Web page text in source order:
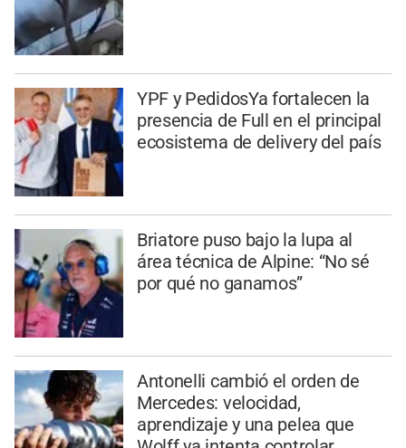
YPF y PedidosYa fortalecen la
presencia de Full en el principal
ecosistema de delivery del país
Briatore puso bajo la lupa al
área técnica de Alpine: “No sé
por qué no ganamos”
Antonelli cambió el orden de
Mercedes: velocidad,
aprendizaje y una pelea que